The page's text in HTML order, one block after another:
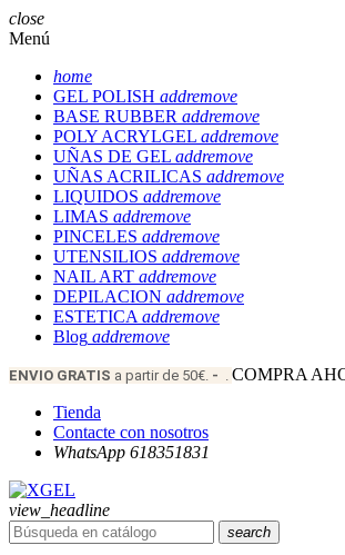
close
Menú
home
GEL POLISH addremove
BASE RUBBER addremove
POLY ACRYLGEL addremove
UÑAS DE GEL addremove
UÑAS ACRILICAS addremove
LIQUIDOS addremove
LIMAS addremove
PINCELES addremove
UTENSILIOS addremove
NAIL ART addremove
DEPILACION addremove
ESTETICA addremove
Blog addremove
ENVIO GRATIS a partir de 50€. - . COMPRA
Tienda
Contacte con nosotros
WhatsApp 618351831
view_headline
search